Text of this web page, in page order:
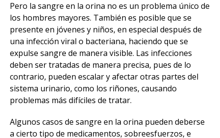
Pero la sangre en la orina no es un problema único de
los hombres mayores. También es posible que se
presente en jóvenes y niños, en especial después de
una infección viral o bacteriana, haciendo que se
expulse sangre de manera visible. Las infecciones
deben ser tratadas de manera precisa, pues de lo
contrario, pueden escalar y afectar otras partes del
sistema urinario, como los riñones, causando
problemas más difíciles de tratar.
Algunos casos de sangre en la orina pueden deberse
a cierto tipo de medicamentos, sobreesfuerzos, e